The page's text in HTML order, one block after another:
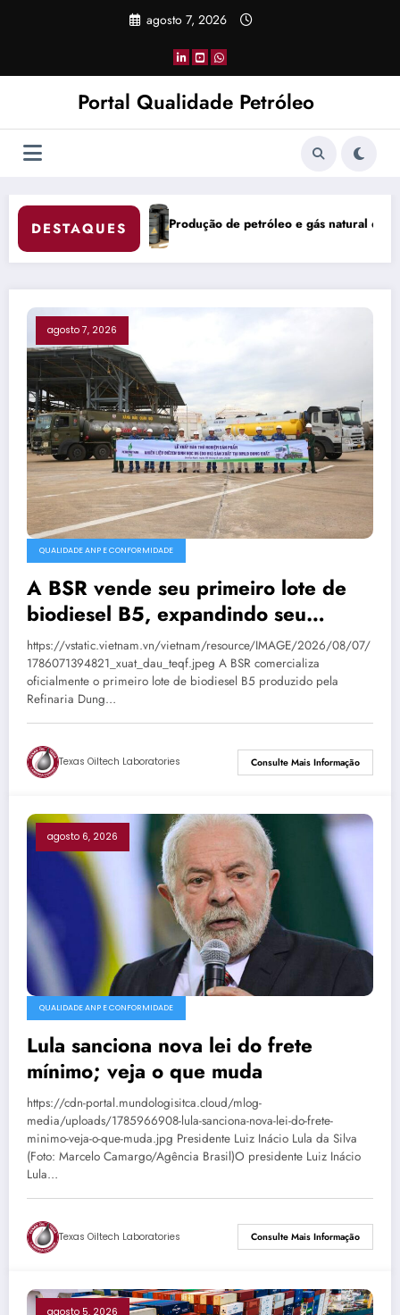
agosto 7, 2026
Portal Qualidade Petróleo
DESTAQUES
e gás natural do Brasil atinge 5,842 milhões de boe/d em junho
China Coke Market
agosto 7, 2026
QUALIDADE ANP E CONFORMIDADE
A BSR vende seu primeiro lote de
biodiesel B5, expandindo seu
mercado de combustíveis ecológicos.
https://vstatic.vietnam.vn/vietnam/resource/IMAGE/2026/08/07/
1786071394821_xuat_dau_teqf.jpeg A BSR comercializa
oficialmente o primeiro lote de biodiesel B5 produzido pela
Refinaria Dung…
Texas Oiltech Laboratories Consulte Mais Informação
agosto 6, 2026
QUALIDADE ANP E CONFORMIDADE
Lula sanciona nova lei do frete
mínimo; veja o que muda
https://cdn-portal.mundologisitca.cloud/mlog-
media/uploads/1785966908-lula-sanciona-nova-lei-do-frete-
minimo-veja-o-que-muda.jpg Presidente Luiz Inácio Lula da Silva
(Foto: Marcelo Camargo/Agência Brasil)O presidente Luiz Inácio
Lula…
Texas Oiltech Laboratories Consulte Mais Informação
agosto 5, 2026